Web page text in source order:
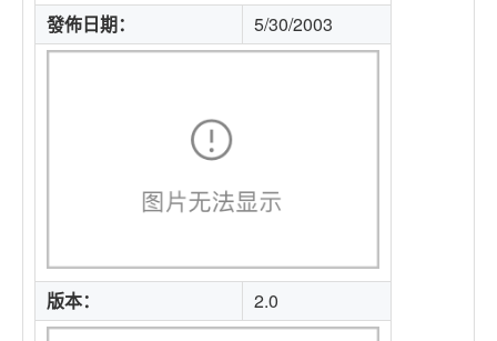
發佈日期： 5/30/2003
版本： 2.0